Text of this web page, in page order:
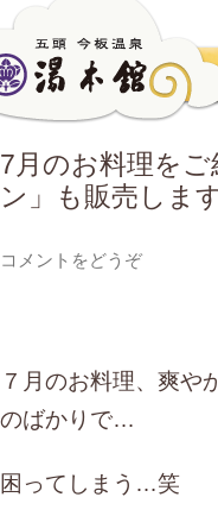
くつろぎ
7月のお料理を
ン」も販売しま
コメントをどうぞ
７月のお料理、爽や
のばかりで…
困ってしまう…笑